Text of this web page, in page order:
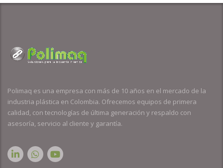
Polimaq es una empresa con más de 10 años en el mercado de la
industria plástica en Colombia. Ofrecemos equipos de primera
calidad, con tecnologías de última generación y respaldo con
asesoría, servicio al cliente y garantía.